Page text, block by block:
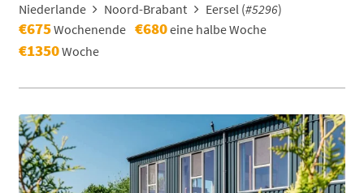
Niederlande
Noord-Brabant Eersel (#5296)
€675Wochenende €680eine halbe Woche
€1350Woche